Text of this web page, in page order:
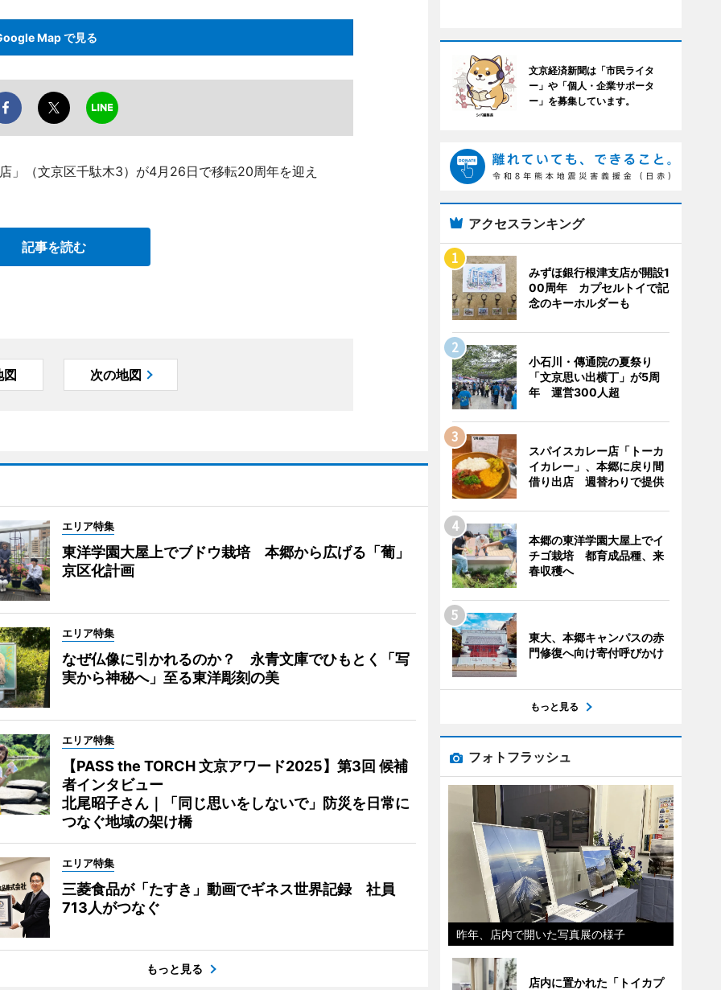
Map で見る
」（文京区千駄木3）が4月26日で移転20周年を迎え
記事を読む
図 次の地図
エリア特集
東洋学園大屋上でブドウ栽培 本郷から広げる「葡」
京区化計画
エリア特集
なぜ仏像に引かれるのか？ 永青文庫でひもとく「写
実から神秘へ」至る東洋彫刻の美
エリア特集
【PASS the TORCH 文京アワード2025】第3回 候補
者インタビュー
北尾昭子さん｜「同じ思いをしないで」防災を日常に
つなぐ地域の架け橋
エリア特集
三菱食品が「たすき」動画でギネス世界記録 社員
713人がつなぐ
もっと見る
文京経済新聞は「市民ライタ
ー」や「個人・企業サポータ
ー」を募集しています。
アクセスランキング
みずほ銀行根津支店が開設1
00周年 カプセルトイで記
念のキーホルダーも
小石川・傳通院の夏祭り
「文京思い出横丁」が5周
年 運営300人超
スパイスカレー店「トーカ
イカレー」、本郷に戻り間
借り出店 週替わりで提供
本郷の東洋学園大屋上でイ
チゴ栽培 都育成品種、来
春収穫へ
東大、本郷キャンパスの赤
門修復へ向け寄付呼びかけ
もっと見る
フォトフラッシュ
昨年、店内で開いた写真展の様子
店内に置かれた「トイカプ